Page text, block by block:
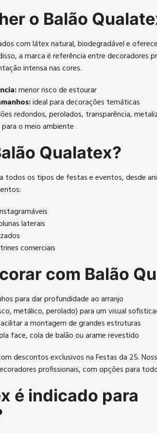
o Balão
com látex natural, biodegradável e
a marca é referência entre decoradores
intensa nas cores.
menor risco de estourar
ideal para decorações temáticas
redondos, perolados, transparência,
o meio ambiente
Qualatex?
todos os tipos de festas e eventos, desde
laterais
comerciais
com Balão
para dar profundidade ao arranjo
metálico, perolado) para um visual
a montagem de grandes estruturas
face, cola de balão ou arame revestido
descontos exclusivos na Festas da 25.
profissionais, com opções para
é indicado para